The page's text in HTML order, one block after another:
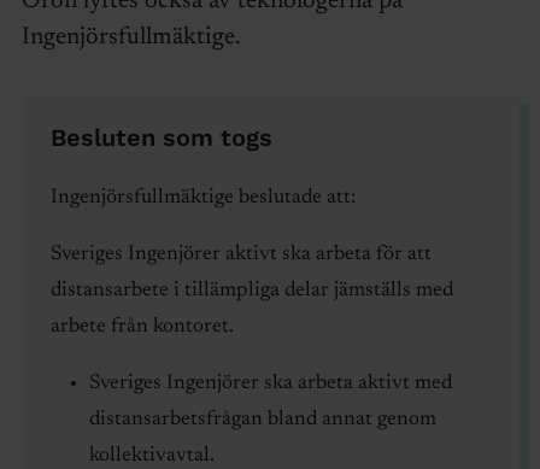
Ingenjörsfullmäktige.
Besluten som togs
Ingenjörsfullmäktige beslutade att:
Sveriges Ingenjörer aktivt ska arbeta för att
distansarbete i tillämpliga delar jämställs med
arbete från kontoret.
Sveriges Ingenjörer ska arbeta aktivt med
distansarbetsfrågan bland annat genom
kollektivavtal.